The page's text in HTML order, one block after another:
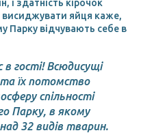
і здатність кірочок
висиджувати яйця каже,
Парку відчувають себе в
гості! Всюдисущі
та їх потомство
спільності
Парку, в якому
32 видів тварин.